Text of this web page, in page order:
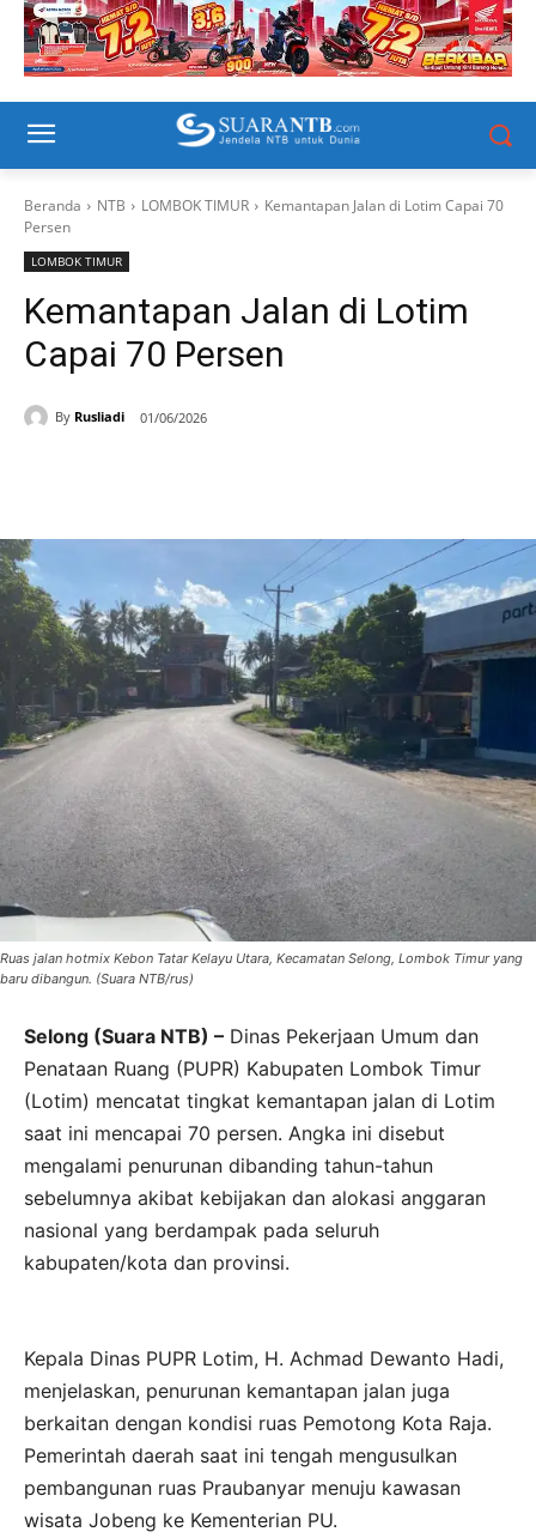
Beranda NTB LOMBOK TIMUR
Kemantapan Jalan di Lotim Capai 70
Persen
LOMBOK TIMUR
Kemantapan Jalan di Lotim
Capai 70 Persen
By Rusliadi 01/06/2026
Ruas jalan hotmix Kebon Tatar Kelayu Utara, Kecamatan Selong, Lombok Timur yang
baru dibangun. (Suara NTB/rus)
Selong (Suara NTB) – Dinas Pekerjaan Umum dan
Penataan Ruang (PUPR) Kabupaten Lombok Timur
(Lotim) mencatat tingkat kemantapan jalan di Lotim
saat ini mencapai 70 persen. Angka ini disebut
mengalami penurunan dibanding tahun-tahun
sebelumnya akibat kebijakan dan alokasi anggaran
nasional yang berdampak pada seluruh
kabupaten/kota dan provinsi.
Kepala Dinas PUPR Lotim, H. Achmad Dewanto Hadi,
menjelaskan, penurunan kemantapan jalan juga
berkaitan dengan kondisi ruas Pemotong Kota Raja.
Pemerintah daerah saat ini tengah mengusulkan
pembangunan ruas Praubanyar menuju kawasan
wisata Jobeng ke Kementerian PU.